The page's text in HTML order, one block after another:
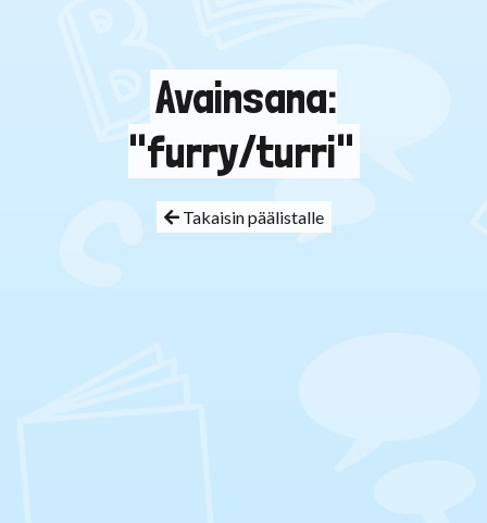
Avainsana:
"furry/turri"
Takaisin päälistalle